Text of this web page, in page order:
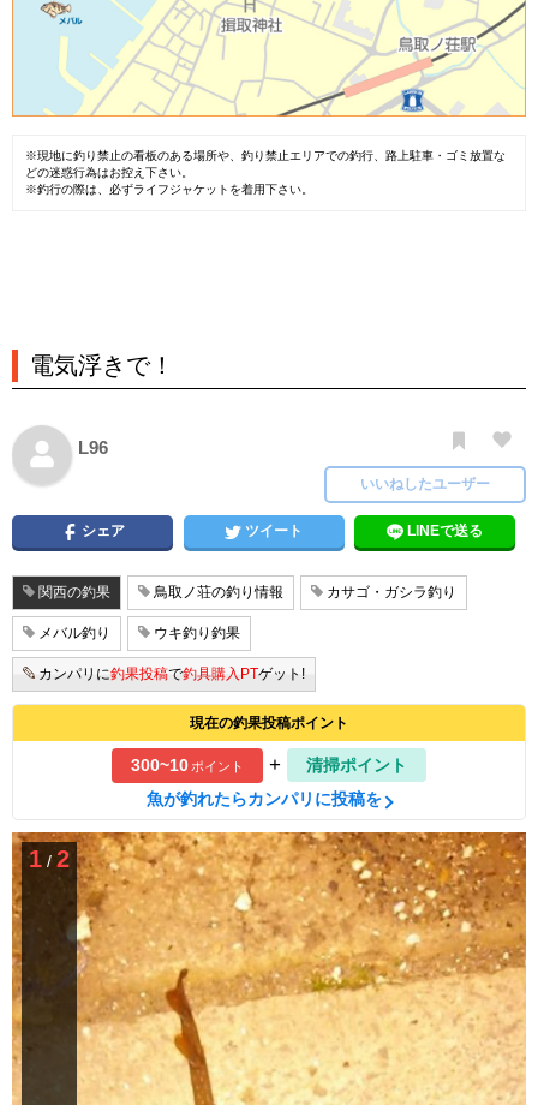
※現地に釣り禁止の看板のある場所や、釣り禁止エリアでの釣行、路上駐車・ゴミ放置な
どの迷惑行為はお控え下さい。
※釣行の際は、必ずライフジャケットを着用下さい。
電気浮きで！
L96
いいねしたユーザー
シェア ツイート LINEで送る
関西の釣果 鳥取ノ荘の釣り情報 カサゴ・ガシラ釣り
メバル釣り ウキ釣り釣果
カンパリに釣果投稿で釣具購入PTゲット!
現在の釣果投稿ポイント
300~10ポイント +
清掃ポイント
魚が釣れたらカンパリに投稿を
1 / 2